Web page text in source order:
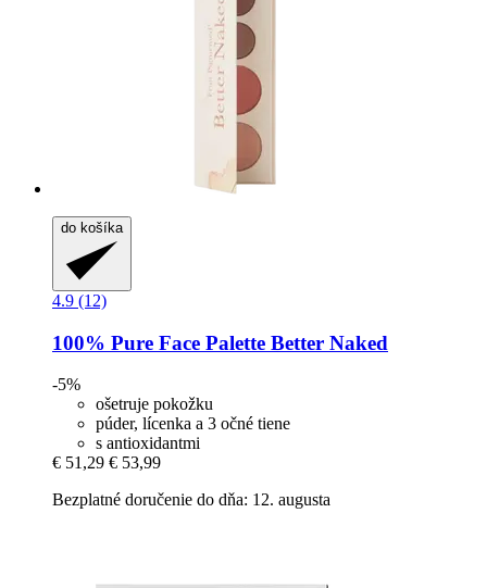
do košíka
4.9 (12)
100% Pure Face Palette Better Naked
-5%
ošetruje pokožku
púder, lícenka a 3 očné tiene
s antioxidantmi
€ 51,29 € 53,99
Bezplatné doručenie do dňa: 12. augusta